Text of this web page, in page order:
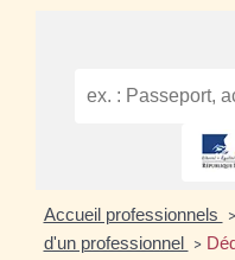
Accueil professionnels >
d'un professionnel >